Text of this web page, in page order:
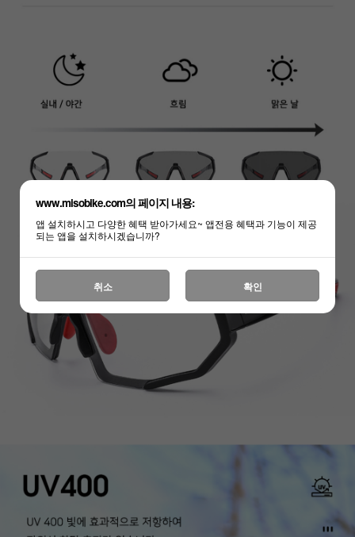
www.misobike.com의 페이지 내용:
앱 설치하시고 다양한 혜택 받아가세요~ 앱전용 혜택과 기능이 제공
되는 앱을 설치하시겠습니까?
취소 확인